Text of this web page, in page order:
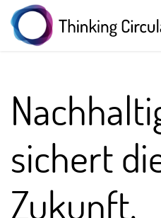
sichert
Zukunft.